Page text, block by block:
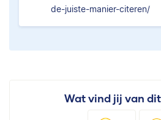
de-juiste-manier-citeren/
Wat vind jij van